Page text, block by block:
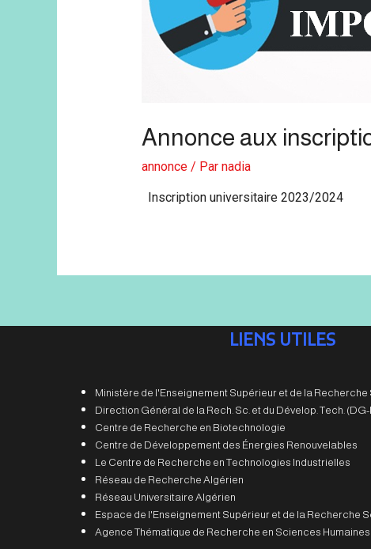
Annonce aux
annonce/ Par nadia
Inscription universitaire 2023/2024
LIENS UTILES
Ministère de l'Enseignement Supérieur et de la Recherche
Direction Général de la Rech. Sc. et du Dévelop. Tech. (DG-
Centre de Recherche en Biotechnologie
Centre de Développement des Énergies Renouvelables
Le Centre de Recherche en Technologies Industrielles
Réseau de Recherche Algérien
Réseau Universitaire Algérien
Espace de l'Enseignement Supérieur et de la Recherche
Agence Thématique de Recherche en Sciences